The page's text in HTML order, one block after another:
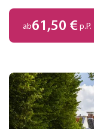
ab61,50 € p.P.